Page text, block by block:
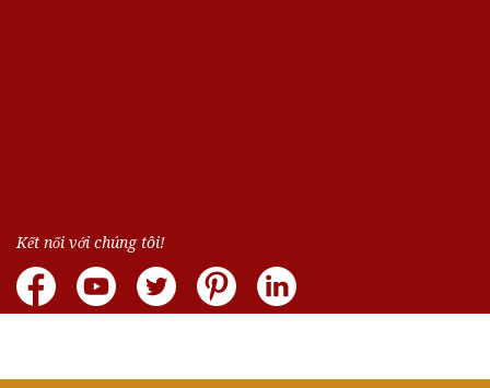
Kết nối với chúng tôi!